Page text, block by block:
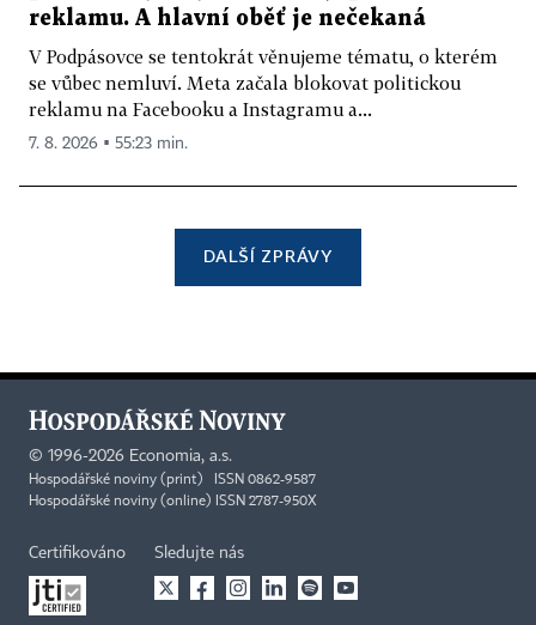
reklamu. A hlavní oběť je nečekaná
V Podpásovce se tentokrát věnujeme tématu, o kterém
se vůbec nemluví. Meta začala blokovat politickou
reklamu na Facebooku a Instagramu a...
7. 8. 2026 ▪ 55:23 min.
DALŠÍ ZPRÁVY
© 1996-2026 Economia, a.s.
Hospodářské noviny (print) ISSN 0862-9587
Hospodářské noviny (online) ISSN 2787-950X
Certifikováno Sledujte nás